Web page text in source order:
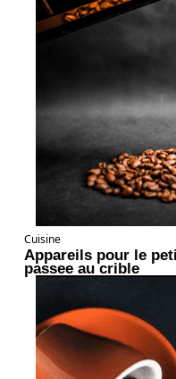
Cuisine
Appareils pour le
passee au crible